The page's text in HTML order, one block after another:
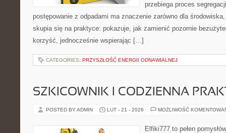
przebiega proces
postępowanie z odpadami ma znaczenie zarówno dla
skupia się na praktyce: pokazuje, jak zamienić pozornie
korzyść, jednocześnie wspierając […]
CATEGORIES: PRZYSZŁOŚĆ ENERGII ODNAWIALNEJ
SZKICOWNIK I CODZIENNA
POSTED BY ADMIN LUT - 21 - 2026 MOŻLIWOŚĆ
Elfiki777 to pełen